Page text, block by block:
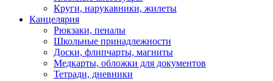
Круги, нарукавники, жилеты
Канцелярия
Рюкзаки, пеналы
Школьные принадлежности
Доски, флипчарты, магниты
Медкарты, обложки для документов
Тетради, дневники